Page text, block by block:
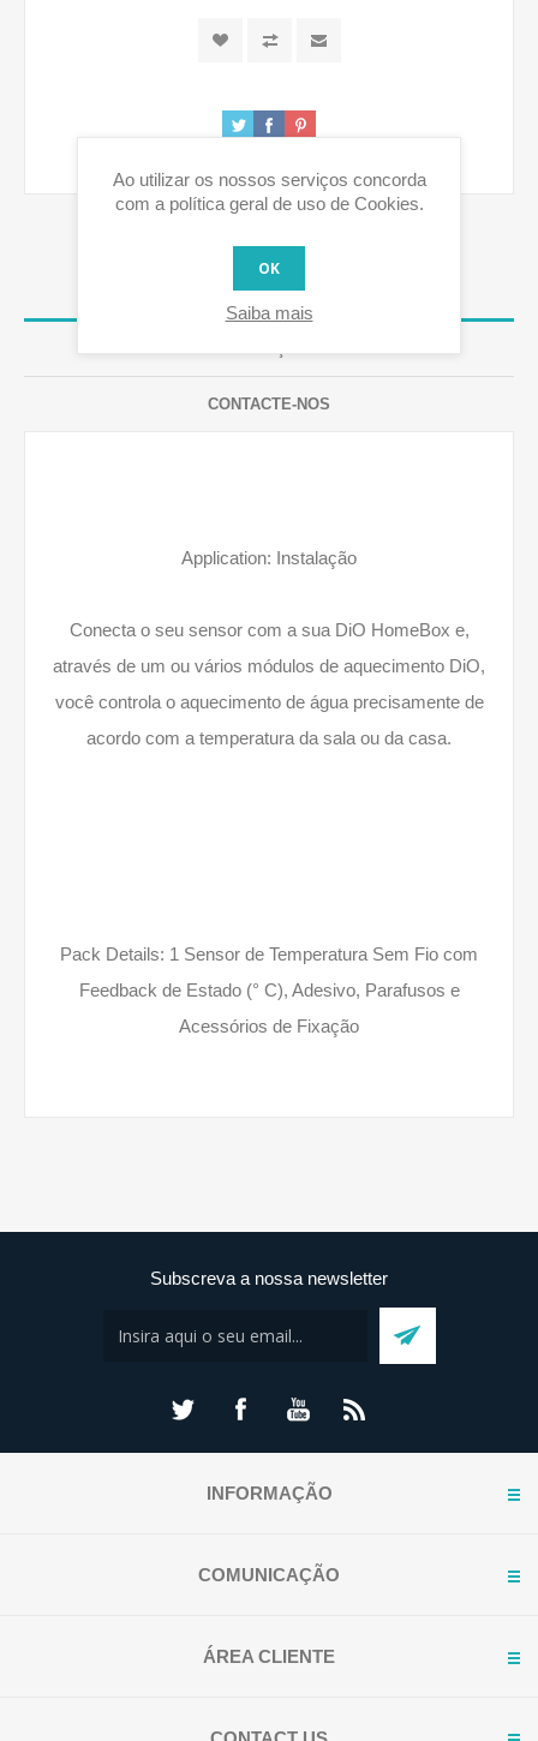
VISÃO GERAL
CONTACTE-NOS
Application: Instalação
Conecta o seu sensor com a sua DiO HomeBox e,
através de um ou vários módulos de aquecimento DiO,
você controla o aquecimento de água precisamente de
acordo com a temperatura da sala ou da casa.
Pack Details: 1 Sensor de Temperatura Sem Fio com
Feedback de Estado (° C), Adesivo, Parafusos e
Acessórios de Fixação
Subscreva a nossa newsletter
INFORMAÇÃO
COMUNICAÇÃO
ÁREA CLIENTE
Ao utilizar os nossos serviços concorda
com a política geral de uso de Cookies.
OK
Saiba mais